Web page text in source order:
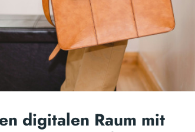
digitalen Raum mit